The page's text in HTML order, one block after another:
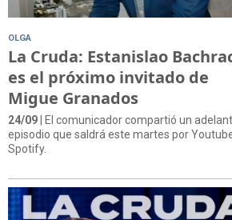
OLGA
La Cruda: Estanislao
es el próximo invitado de
Migue Granados
24/09| El comunicador compartió un
episodio que saldrá este martes por
Spotify.